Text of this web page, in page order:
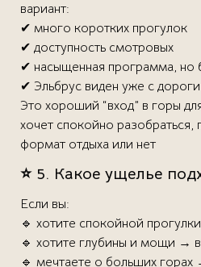
вариант:
✔ много коротких прогулок
✔ доступность смотровых
✔ насыщенная программа, но
✔ Эльбрус виден уже с дороги
Это хороший “вход” в горы
хочет спокойно разобраться,
формат отдыха или нет
⭐ 5. Какое ущелье
Если вы:
🔹 хотите спокойной
🔹 хотите глубины и мощи →
🔹 мечтаете о больших горах